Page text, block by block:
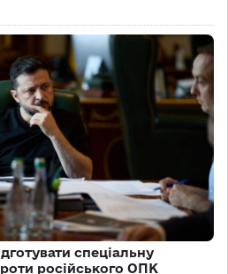
спеціальну
російського ОПК